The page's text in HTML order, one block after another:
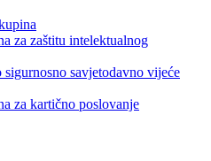
za zaštitu intelektualnog
sigurnosno savjetodavno vijeće
za kartično poslovanje